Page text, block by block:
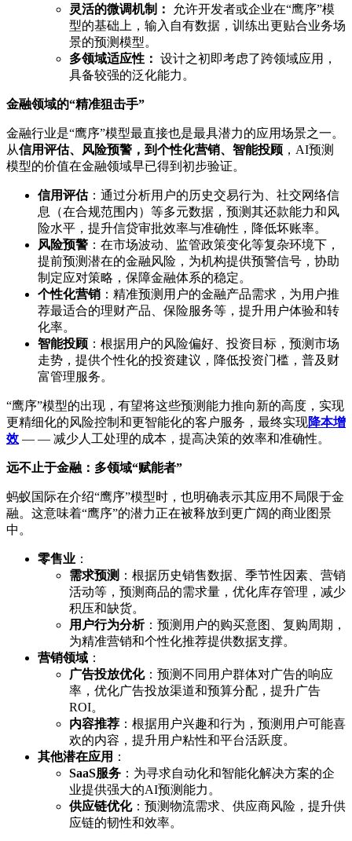
灵活的微调机制：
允许开发者或企业在“鹰序”模
型的基础上，输入自有数据，训练出更贴合业务场
景的预测模型。
多领域适应性： 设计之初即考虑了跨领域应用，
具备较强的泛化能力。
金融领域的“精准狙击手”
金融行业是“鹰序”模型最直接也是最具潜力的应用场景之一。
从信用评估、风险预警，到个性化营销、智能投顾 ，AI预测
模型的价值在金融领域早已得到初步验证。
信用评估：通过分析用户的历史交易行为、社交网络信
息（在合规范围内）等多元数据，预测其还款能力和风
险水平，提升信贷审批效率与准确性，降低坏账率。
风险预警 ：在市场波动、监管政策变化等复杂环境下，
提前预测潜在的金融风险，为机构提供预警信号，协助
制定应对策略，保障金融体系的稳定。
个性化营销 ：精准预测用户的金融产品需求，为用户推
荐最适合的理财产品、保险服务等，提升用户体验和转
化率。
智能投顾 ：根据用户的风险偏好、投资目标，预测市场
走势，提供个性化的投资建议，降低投资门槛，普及财
富管理服务。
“鹰序”模型的出现，有望将这些预测能力推向新的高度，实现
更精细化的风险控制和更智能化的客户服务，最终实现降本增
效 — — 减少人工处理的成本，提高决策的效率和准确性。
远不止于金融：多领域“赋能者”
蚂蚁国际在介绍“鹰序”模型时，也明确表示其应用不局限于金
融。这意味着“鹰序”的潜力正在被释放到更广阔的商业图景
中。
零售业 ：
需求预测 ：根据历史销售数据、季节性因素、营销
活动等，预测商品的需求量，优化库存管理，减少
积压和缺货。
用户行为分析：预测用户的购买意图、复购周期，
为精准营销和个性化推荐提供数据支撑。
营销领域 ：
广告投放优化：预测不同用户群体对广告的响应
率，优化广告投放渠道和预算分配，提升广告
ROI。
内容推荐 ：根据用户兴趣和行为，预测用户可能喜
欢的内容，提升用户粘性和平台活跃度。
其他潜在应用 ：
SaaS服务 ：为寻求自动化和智能化解决方案的企
业提供强大的AI预测能力。
供应链优化：预测物流需求、供应商风险，提升供
应链的韧性和效率。